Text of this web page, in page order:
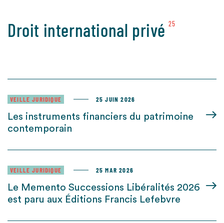
Droit international privé 25
VEILLE JURIDIQUE 25 JUIN 2026
Les instruments financiers du patrimoine
contemporain
VEILLE JURIDIQUE 25 MAR 2026
Le Memento Successions Libéralités 2026
est paru aux Éditions Francis Lefebvre